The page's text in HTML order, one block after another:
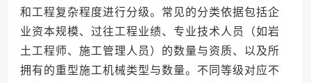
和工程复杂程度进行分级。常见的分类依据包括企
业资本规模、过往工程业绩、专业技术人员（如岩
土工程师、施工管理人员）的数量与资质、以及所
拥有的重型施工机械类型与数量。不同等级对应不